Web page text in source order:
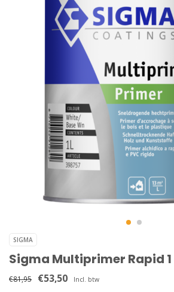
SIGMA
Sigma Multiprimer Rapid
€81,95 €53,50 Incl. btw